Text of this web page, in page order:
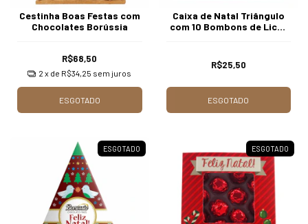
Cestinha Boas Festas com
Chocolates Borússia
R$68,50
2 x de R$34,25 sem juros
ESGOTADO
Caixa de Natal Triângulo
com 10 Bombons de Licor
R$25,50
ESGOTADO
ESGOTADO ESGOTADO